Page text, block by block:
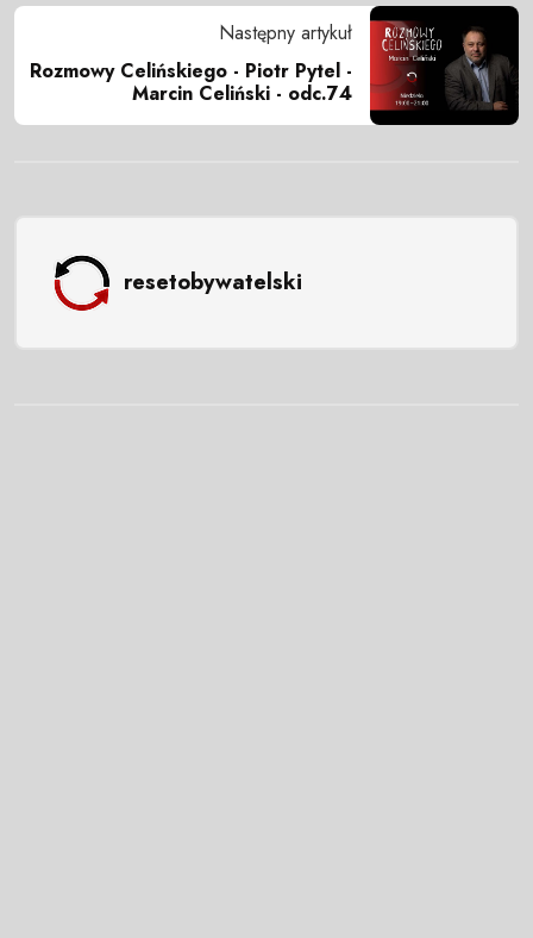
Następny artykuł
Rozmowy Celińskiego - Piotr Pytel -
Marcin Celiński - odc.74
resetobywatelski